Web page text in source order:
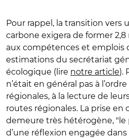
Pour rappel, la transition vers
carbone exigera de former
aux compétences et emplois
estimations du secrétariat
écologique (lire notre article).
n’était en général pas à
régionales, à la lecture de
routes régionales. La prise en
demeure très hétérogène,
d’une réflexion engagée